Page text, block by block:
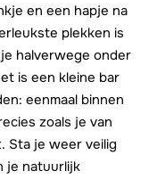
en een hapje na
plekken is
halverwege onder
is een kleine bar
eenmaal binnen
zoals je van
Sta je weer veilig
je natuurlijk